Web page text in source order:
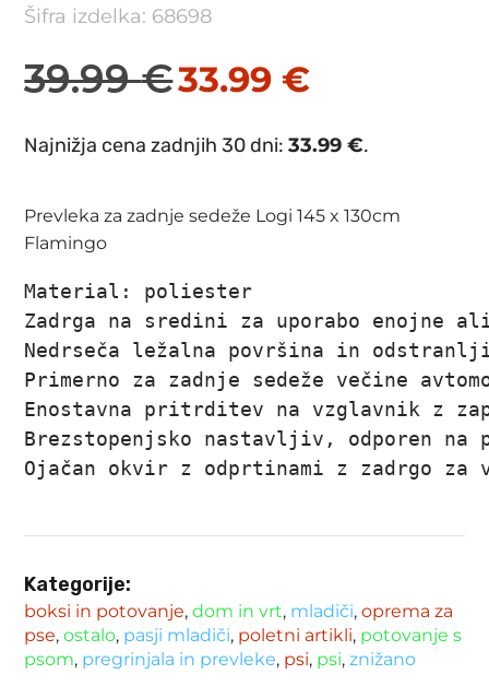
Šifra izdelka: 68698
39.99€
Izvirna
cena
39.99 €.
33.99 €
Trenutna
cena
Najnižja cena zadnjih 30 dni:33.99€.
Prevleka za zadnje sedeže Logi 145 x 130cm
Flamingo
Material: poliester
Zadrga na sredini za uporabo enojne
Nedrseča ležalna površina in
Primerno za zadnje sedeže večine
Enostavna pritrditev na vzglavnik z
Brezstopenjsko nastavljiv, odporen
Ojačan okvir z odprtinami z zadrgo za
Kategorije:
boksi in potovanje,dom in vrt, mladiči,oprema za
pse,ostalo, pasji mladiči, poletni artikli, potovanje s
psom, pregrinjala in prevleke, psi, psi,znižano